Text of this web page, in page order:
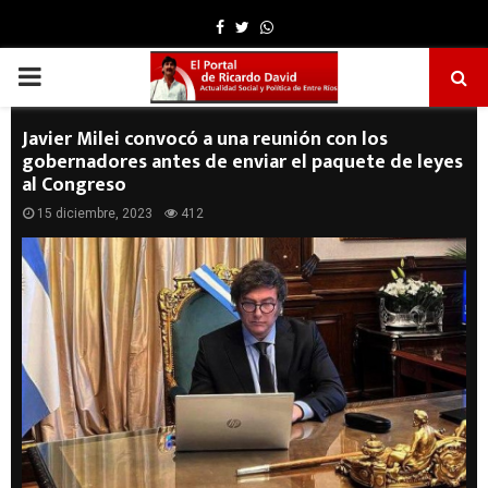
Facebook
TwitterWhatsapp
PRIMARY
MENU
Javier Milei convocó a una reunión con los
gobernadores antes de enviar el paquete de leyes
al Congreso
15 diciembre, 2023 412